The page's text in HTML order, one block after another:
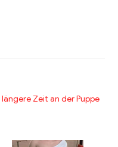
Zeit an der Puppe